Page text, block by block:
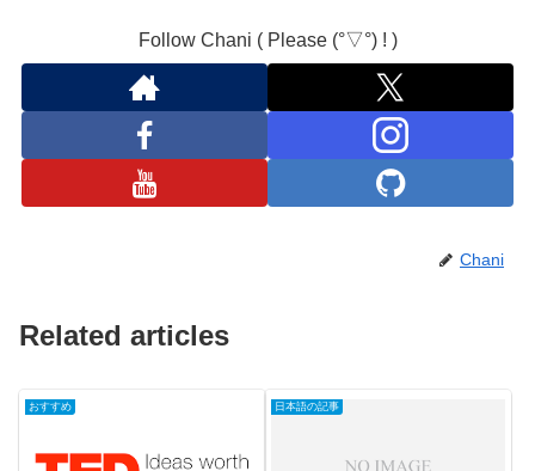
Follow Chani ( Please (°▽°) ! )
Chani
Related articles
おすすめ 日本語の記事